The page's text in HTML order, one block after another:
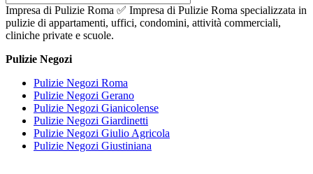
Impresa di Pulizie Roma ✅ Impresa di Pulizie Roma specializzata in
pulizie di appartamenti, uffici, condomini, attività commerciali,
cliniche private e scuole.
Pulizie Negozi
Pulizie Negozi Roma
Pulizie Negozi Gerano
Pulizie Negozi Gianicolense
Pulizie Negozi Giardinetti
Pulizie Negozi Giulio Agricola
Pulizie Negozi Giustiniana